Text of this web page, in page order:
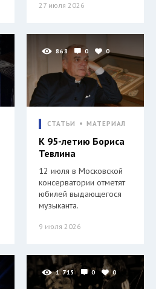
27 июля 2026
868 0 0
СТАТЬИ МАТЕРИАЛ
К 95-летию Бориса
Тевлина
12 июля в Московской
консерватории отметят
юбилей выдающегося
музыканта.
9 июля 2026
1 715 0 0